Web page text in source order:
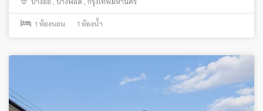
1 ห้องนอน 1 ห้องน้ำ